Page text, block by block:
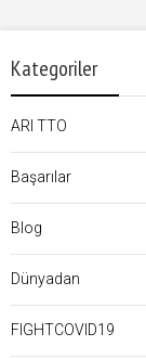
Kategoriler
ARI TTO
Başarılar
Blog
Dünyadan
FIGHTCOVID19